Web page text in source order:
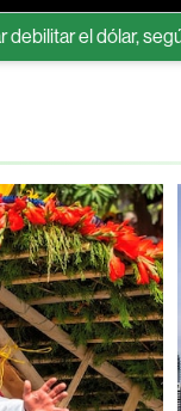
dólar, según analistas